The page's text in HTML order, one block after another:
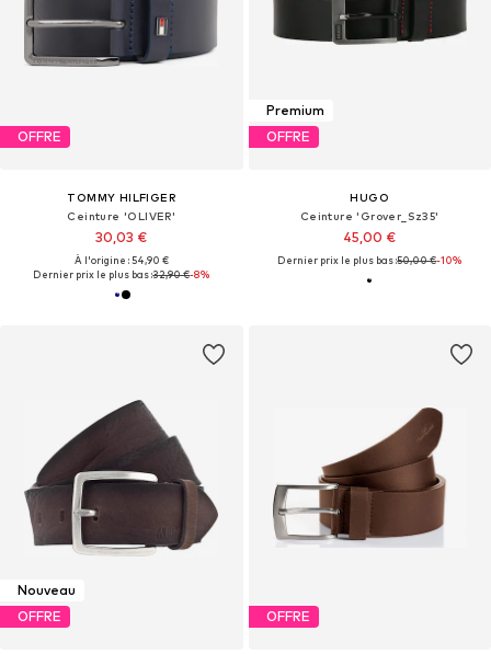
OFFRE
TOMMY HILFIGER
Ceinture 'OLIVER'
30,03 €
À l'origine : 54,90 €
Dernier prix le plus bas :32,90 €-8%
Premium
OFFRE
HUGO
Ceinture 'Grover_Sz35'
45,00 €
Dernier prix le plus bas :50,00 €-10%
Nouveau
OFFRE
OFFRE